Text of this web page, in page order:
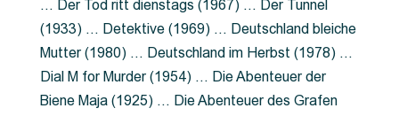
… Der Tod ritt dienstags (1967) … Der Tunnel
(1933) … Detektive (1969) … Deutschland bleiche
Mutter (1980) … Deutschland im Herbst (1978) …
Dial M for Murder (1954) … Die Abenteuer der
Biene Maja (1925) … Die Abenteuer des Grafen